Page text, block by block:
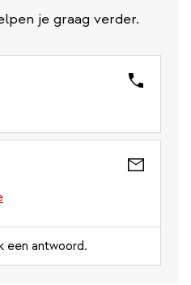
je graag verder.
een antwoord.